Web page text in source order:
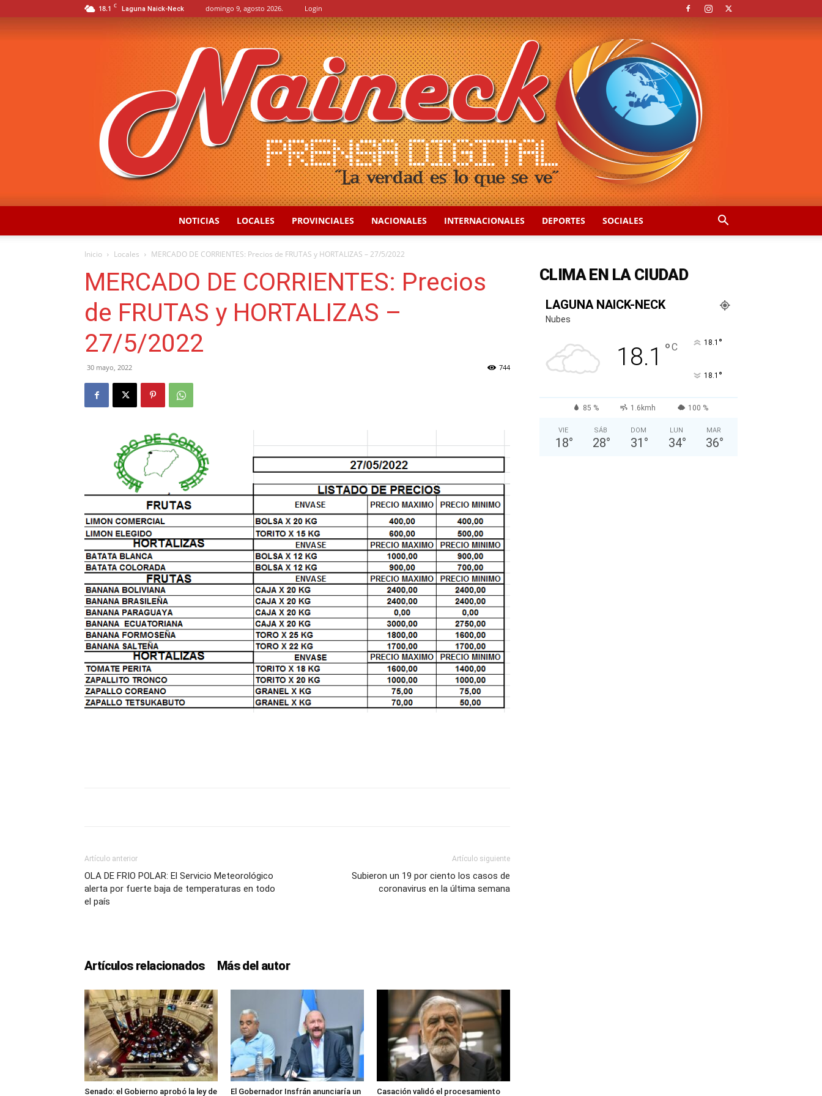
18.1 C Laguna Naick-Neck domingo 9, agosto 2026. Login
DIGITAL
::
La
lo
se
NOTICIAS LOCALES PROVINCIALES NACIONALES INTERNACIONALES DEPORTES SOCIALES
Inicio Locales MERCADO DE CORRIENTES: Precios de FRUTAS y HORTALIZAS – 27/5/2022
MERCADO DE CORRIENTES: Precios
de FRUTAS y HORTALIZAS –
27/5/2022
30 mayo, 2022 744
Artículo anterior
OLA DE FRIO POLAR: El Servicio Meteorológico
alerta por fuerte baja de temperaturas en todo
el país
Artículo siguiente
Subieron un 19 por ciento los casos de
coronavirus en la última semana
Artículos relacionados Más del autor
Senado: el Gobierno aprobó la ley de El Gobernador Insfrán anunciaría un Casación validó el procesamiento
CLIMA EN LA CIUDAD
LAGUNA NAICK-NECK
Nubes
18.1 °C 18.1 °
18.1 °
85 % 1.6kmh 100 %
VIE
18°
SÁB
28°
DOM
31 °
LUN
34°
MAR
36°